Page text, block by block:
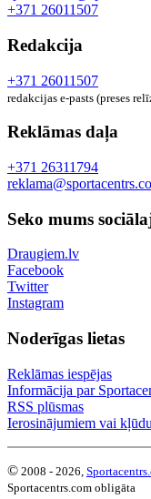
+371 26011507
Redakcija
+371 26011507
redakcijas e-pasts (preses
Reklāmas daļa
+371 26311794
Seko mums
Draugiem.lv
Facebook
Twitter
Instagram
Noderīgas lietas
Reklāmas iespējas
Informācija par
RSS plūsmas
Ierosinājumiem vai
© 2008 - 2026,
Sportacentrs.com obligāta